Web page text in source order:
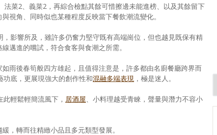
菜2、義菜2，再綜合檢點其餘可惜擦邊未能進榜、以及其餘留下
視角、同時似也某種程度反映當下餐飲潮流變化。
，影響所及，雖許多仍奮力堅守既有高端崗位，但也越見既保有精
邁進的嚐試，符合食客與食潮之所需。
雨後春筍般四方雄起，且值得注意是，許多都由名廚餐廳跨界而
底，更展現強大的創作性和混融多端表現 ，極是迷人。
輕鬆輕簡流風下， 居酒屋、小料理越受青睞，聲量與潛力不容小
，轉而往精緻小品且多元類型發展。